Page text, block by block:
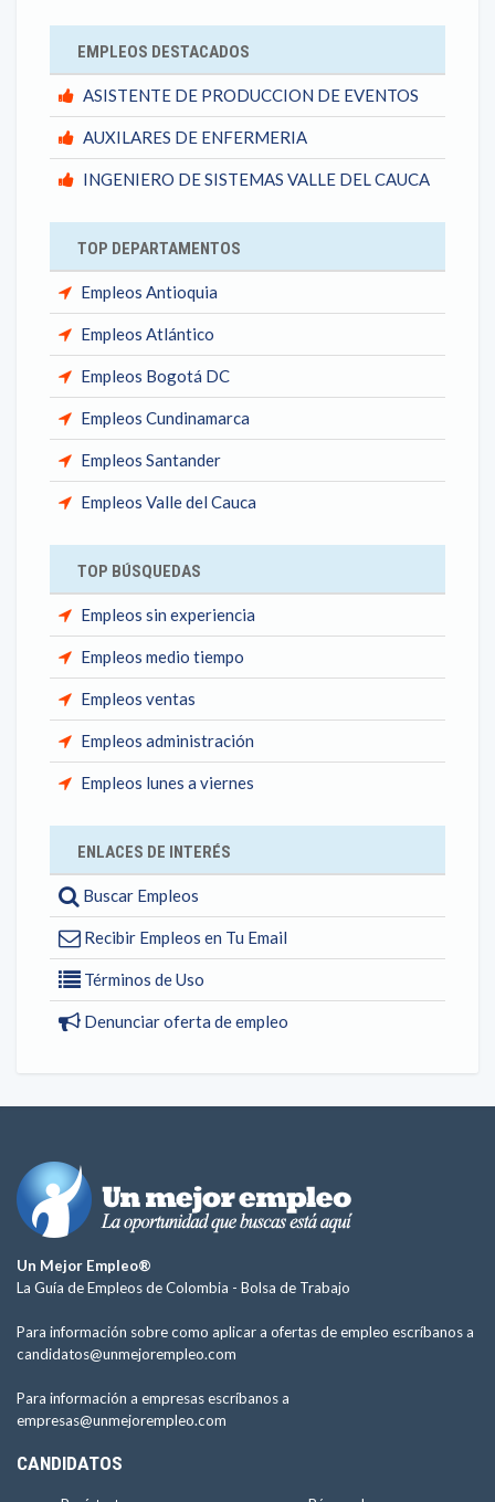
EMPLEOS DESTACADOS
ASISTENTE DE PRODUCCION DE EVENTOS
AUXILARES DE ENFERMERIA
INGENIERO DE SISTEMAS VALLE DEL CAUCA
TOP DEPARTAMENTOS
Empleos Antioquia
Empleos Atlántico
Empleos Bogotá DC
Empleos Cundinamarca
Empleos Santander
Empleos Valle del Cauca
TOP BÚSQUEDAS
Empleos sin experiencia
Empleos medio tiempo
Empleos ventas
Empleos administración
Empleos lunes a viernes
ENLACES DE INTERÉS
Buscar Empleos
Recibir Empleos en Tu Email
Términos de Uso
Denunciar oferta de empleo
Un Mejor Empleo®
La Guía de Empleos de Colombia - Bolsa de Trabajo
Para información sobre como aplicar a ofertas de empleo escríbanos a
candidatos@unmejorempleo.com
Para información a empresas escríbanos a
empresas@unmejorempleo.com
CANDIDATOS